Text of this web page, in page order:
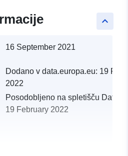
keyboard_arrow_up
16 September 2021
Dodano v data.europa.eu: 19
2022
Posodobljeno na spletišču
19 February 2022